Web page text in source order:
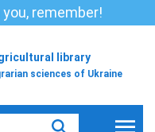
remember!
library
sciences of Ukraine